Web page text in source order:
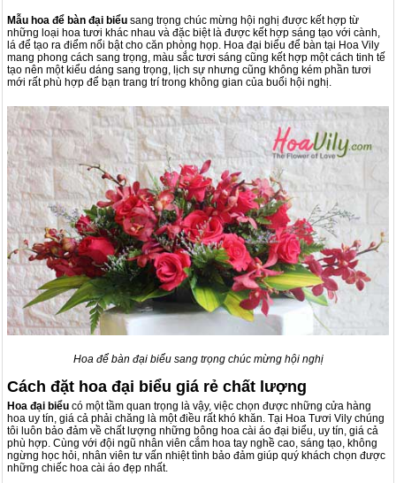
Mẫu hoa để bàn đại biểu sang trọng chúc mừng hội nghị được kết hợp từ
những loại hoa tươi khác nhau và đặc biệt là được kết hợp sáng tạo với cành,
lá để tạo ra điểm nổi bật cho căn phòng họp. Hoa đại biểu để bàn tại Hoa Vily
mang phong cách sang trọng, màu sắc tươi sáng cũng kết hợp một cách tinh tế
tạo nên một kiểu dáng sang trọng, lịch sự nhưng cũng không kém phần tươi
mới rất phù hợp để bạn trang trí trong không gian của buổi hội nghị.
Hoa để bàn đại biểu sang trọng chúc mừng hội nghị
Cách đặt hoa đại biểu giá rẻ chất lượng
Hoa đại biểu có một tầm quan trọng là vậy, việc chọn được những cửa hàng
hoa uy tín, giá cả phải chăng là một điều rất khó khăn. Tại Hoa Tươi Vily chúng
tôi luôn bảo đảm về chất lượng những bông hoa cài áo đại biểu, uy tín, giá cả
phù hợp. Cùng với đội ngũ nhân viên cắm hoa tay nghề cao, sáng tạo, không
ngừng học hỏi, nhân viên tư vấn nhiệt tình bảo đảm giúp quý khách chọn được
những chiếc hoa cài áo đẹp nhất.